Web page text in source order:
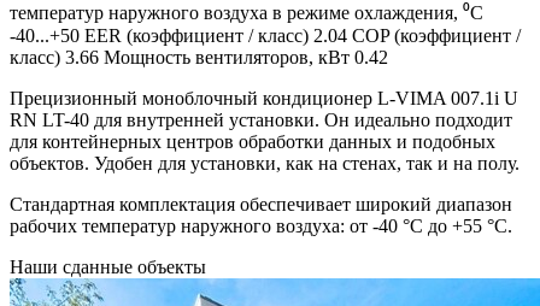
температур наружного воздуха в режиме охлаждения, ⁰С
-40...+50 EER (коэффициент / класс) 2.04 COP (коэффициент /
класс) 3.66 Мощность вентиляторов, кВт 0.42
Прецизионный моноблочный кондиционер L-VIMA 007.1i U
RN LT-40 для внутренней установки. Он идеально подходит
для контейнерных центров обработки данных и подобных
объектов. Удобен для установки, как на стенах, так и на полу.
Стандартная комплектация обеспечивает широкий диапазон
рабочих температур наружного воздуха: от -40 °C до +55 °C.
Наши сданные объекты